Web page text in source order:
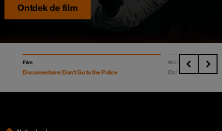
Ontdek de film
Film
Documentaire: Don't Go to the Police
Whitepaper
Ctrl Series: Artificial